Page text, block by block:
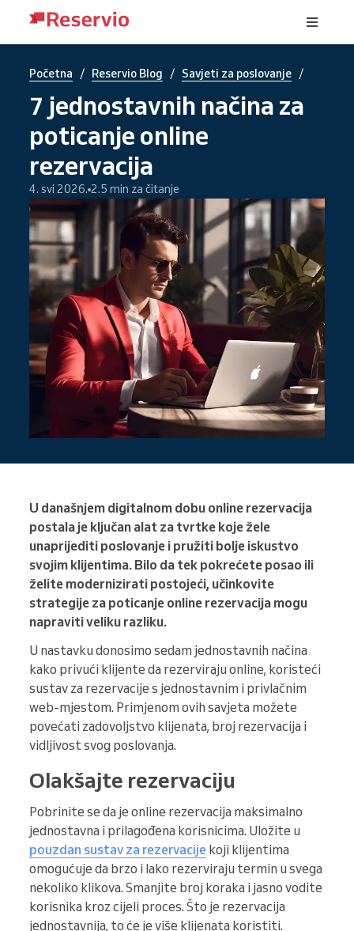
Početna / Reservio Blog / Savjeti za poslovanje /
7 jednostavnih načina za
poticanje online
rezervacija
4. svi 2026. 2.5 min za čitanje
U današnjem digitalnom dobu online rezervacija
postala je ključan alat za tvrtke koje žele
unaprijediti poslovanje i pružiti bolje iskustvo
svojim klijentima. Bilo da tek pokrećete posao ili
želite modernizirati postojeći, učinkovite
strategije za poticanje online rezervacija mogu
napraviti veliku razliku.
U nastavku donosimo sedam jednostavnih načina
kako privući klijente da rezerviraju online, koristeći
sustav za rezervacije s jednostavnim i privlačnim
web-mjestom. Primjenom ovih savjeta možete
povećati zadovoljstvo klijenata, broj rezervacija i
vidljivost svog poslovanja.
Olakšajte rezervaciju
Pobrinite se da je online rezervacija maksimalno
jednostavna i prilagođena korisnicima. Uložite u
pouzdan sustav za rezervacije koji klijentima
omogućuje da brzo i lako rezerviraju termin u svega
nekoliko klikova. Smanjite broj koraka i jasno vodite
korisnika kroz cijeli proces. Što je rezervacija
jednostavnija, to će je više klijenata koristiti.